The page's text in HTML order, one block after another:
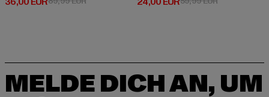
MELDE DICH AN, UM